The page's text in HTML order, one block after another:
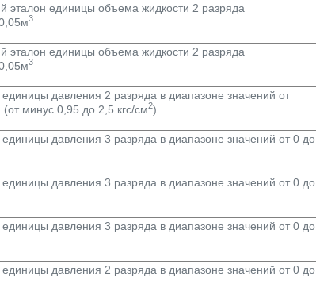
эталон единицы объема жидкости 2 разряда
3
эталон единицы объема жидкости 2 разряда
3
давления 2 разряда в диапазоне значений от
минус 0,95 до 2,5 кгс/см2)
единицы давления 3 разряда в диапазоне значений от 0 до
единицы давления 3 разряда в диапазоне значений от 0 до
единицы давления 3 разряда в диапазоне значений от 0 до
единицы давления 2 разряда в диапазоне значений от 0 до